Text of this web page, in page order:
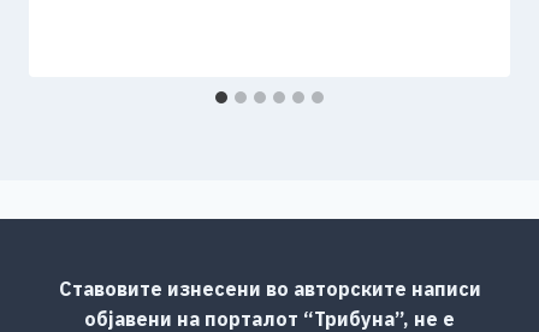
Ставовите изнесени во авторските написи
објавени на порталот “Трибуна”, не е